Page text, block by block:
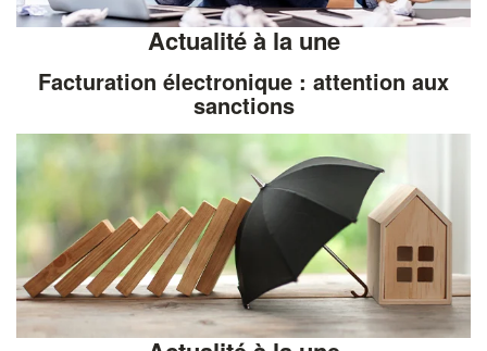
Actualité à la une
Facturation électronique : attention aux
sanctions